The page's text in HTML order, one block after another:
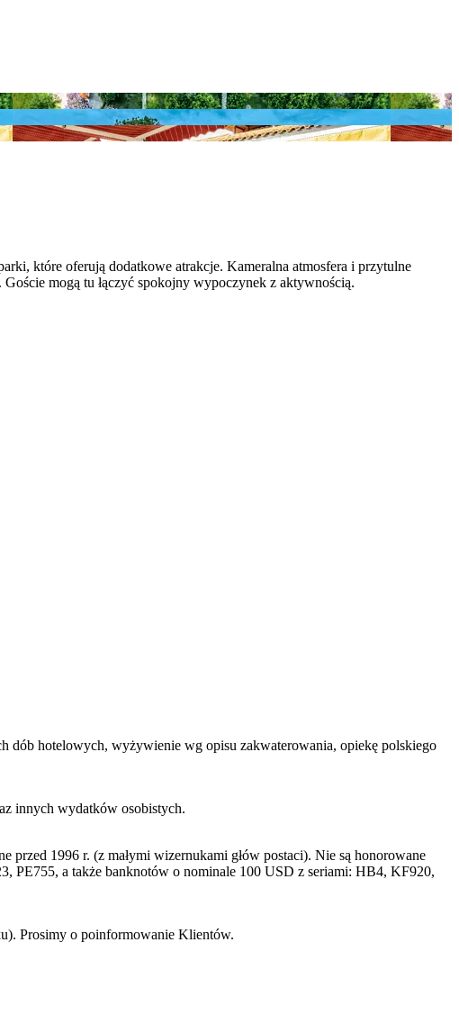
które oferują dodatkowe atrakcje. Kameralna atmosfera i przytulne
mogą tu łączyć spokojny wypoczynek z aktywnością.
dób hotelowych, wyżywienie wg opisu zakwaterowania, opiekę polskiego
innych wydatków osobistych.
1996 r. (z małymi wizernukami głów postaci). Nie są honorowane
PE755, a także banknotów o nominale 100 USD z seriami: HB4, KF920,
Prosimy o poinformowanie Klientów.